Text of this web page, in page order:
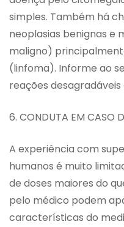
simples. Também há
neoplasias benignas e
maligno)
(linfoma). Informe ao
reações desagradáveis
6. CONDUTA EM CASO
A experiência com
humanos é muito
de doses maiores do
pelo médico podem
características do